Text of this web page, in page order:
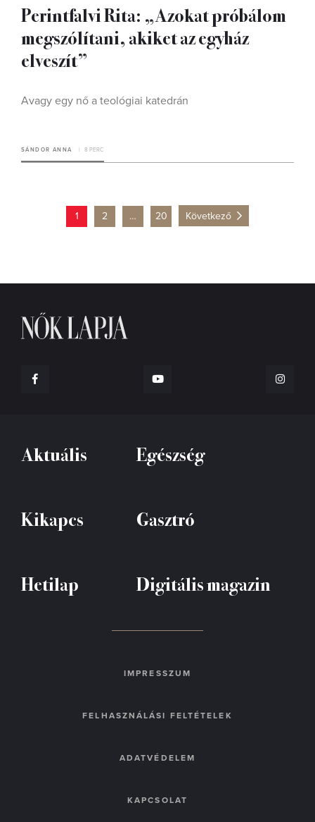
Perintfalvi Rita: „Azokat próbálom
megszólítani, akiket az egyház
elveszít”
Avagy egy nő a teológiai katedrán
SÁNDOR ANNA 8 PERC
1 2 … 20 Következő
Aktuális Egészség
Kikapcs Gasztró
Hetilap Digitális magazin
IMPRESSZUM
FELHASZNÁLÁSI FELTÉTELEK
ADATVÉDELEM
KAPCSOLAT